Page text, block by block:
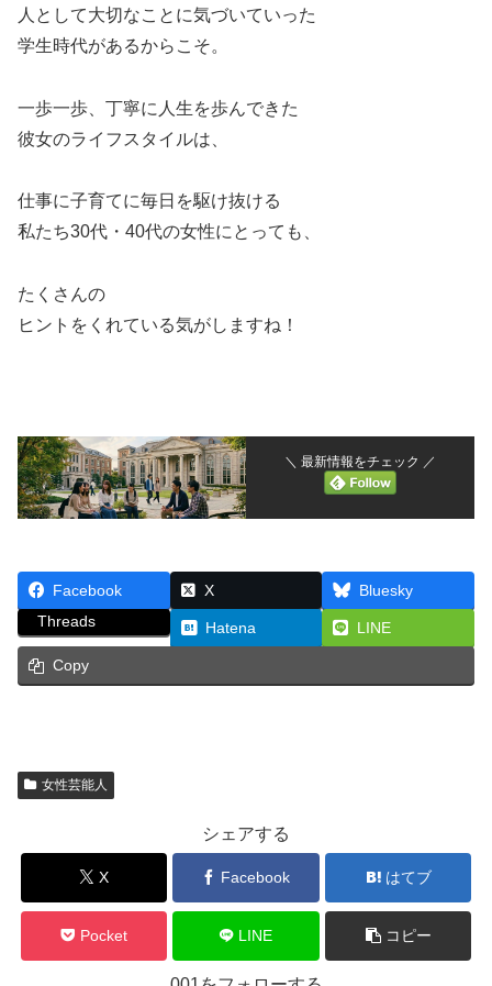
人として大切なことに気づいていった
学生時代があるからこそ。
一歩一歩、丁寧に人生を歩んできた
彼女のライフスタイルは、
仕事に子育てに毎日を駆け抜ける
私たち30代・40代の女性にとっても、
たくさんの
ヒントをくれている気がしますね！
＼ 最新情報をチェック ／
Facebook X
Bluesky
Threads
Hatena LINE
Copy
女性芸能人
シェアする
X Facebook はてブ
Pocket LINE コピー